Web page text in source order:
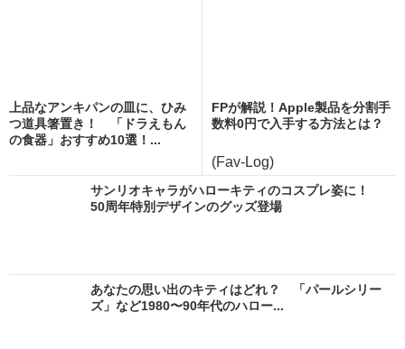
上品なアンキパンの皿に、ひみ
つ道具箸置き！ 「ドラえもん
の食器」おすすめ10選！...
FPが解説！Apple製品を分割手
数料0円で入手する方法とは？
(Fav-Log)
サンリオキャラがハローキティのコスプレ姿に！
50周年特別デザインのグッズ登場
あなたの思い出のキティはどれ？ 「パールシリー
ズ」など1980〜90年代のハロー...